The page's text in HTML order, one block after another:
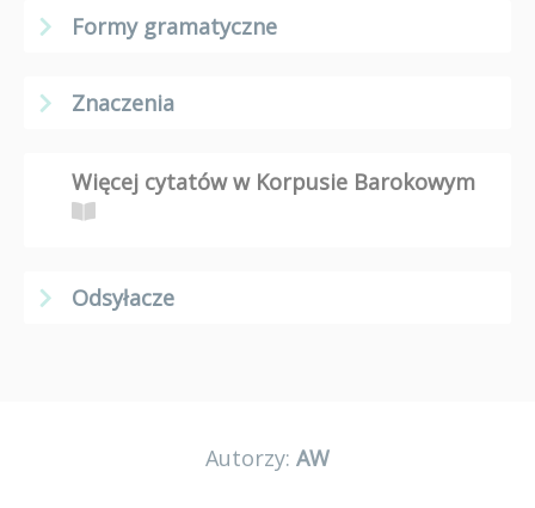
Formy gramatyczne
Znaczenia
Więcej cytatów w Korpusie Barokowym
Odsyłacze
Autorzy: AW